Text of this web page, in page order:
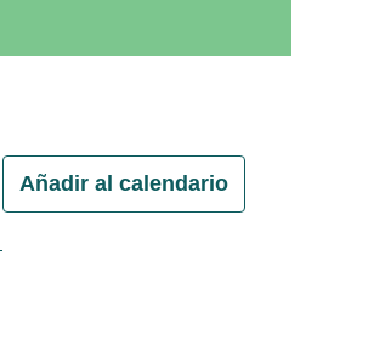
Añadir al calendario